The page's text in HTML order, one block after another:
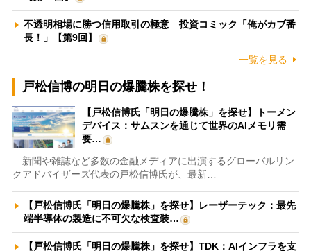
不透明相場に勝つ信用取引の極意 投資コミック「俺がカブ番
長！」【第9回】
一覧を見る
戸松信博の明日の爆騰株を探せ！
【戸松信博氏「明日の爆騰株」を探せ】トーメン
デバイス：サムスンを通じて世界のAIメモリ需
要…
新聞や雑誌など多数の金融メディアに出演するグローバルリン
クアドバイザーズ代表の戸松信博氏が、最新…
【戸松信博氏「明日の爆騰株」を探せ】レーザーテック：最先
端半導体の製造に不可欠な検査装…
【戸松信博氏「明日の爆騰株」を探せ】TDK：AIインフラを支